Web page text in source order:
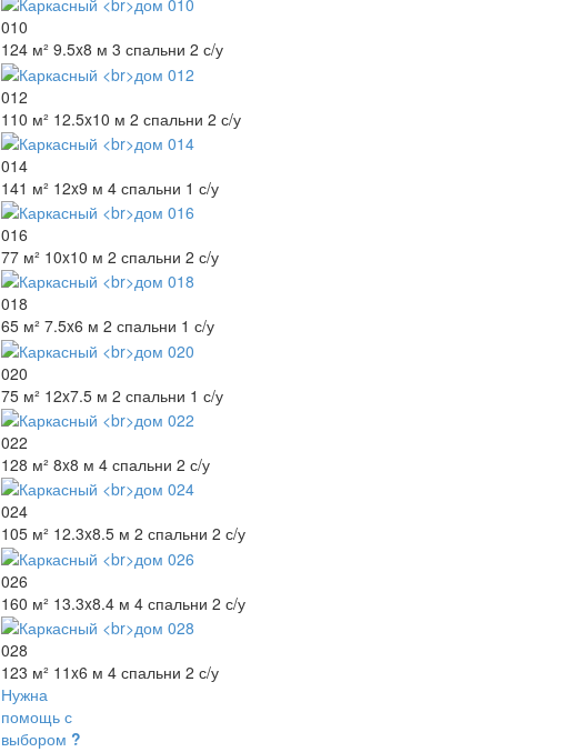
010
124 м² 9.5x8 м 3 спальни 2 с/у
012
110 м² 12.5x10 м 2 спальни 2 с/у
014
141 м² 12x9 м 4 спальни 1 с/у
016
77 м² 10x10 м 2 спальни 2 с/у
018
65 м² 7.5x6 м 2 спальни 1 с/у
020
75 м² 12x7.5 м 2 спальни 1 с/у
022
128 м² 8x8 м 4 спальни 2 с/у
024
105 м² 12.3x8.5 м 2 спальни 2 с/у
026
160 м² 13.3x8.4 м 4 спальни 2 с/у
028
123 м² 11x6 м 4 спальни 2 с/у
Нужна
помощь с
выбором ?